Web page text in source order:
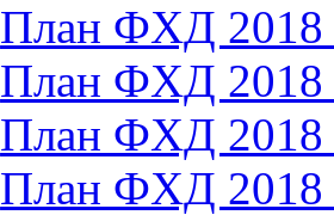
План ФХД
План ФХД
План ФХД
План ФХД